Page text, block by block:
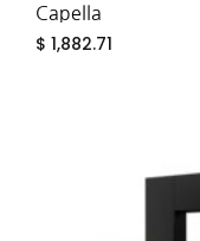
Capella
$ 1,882.71